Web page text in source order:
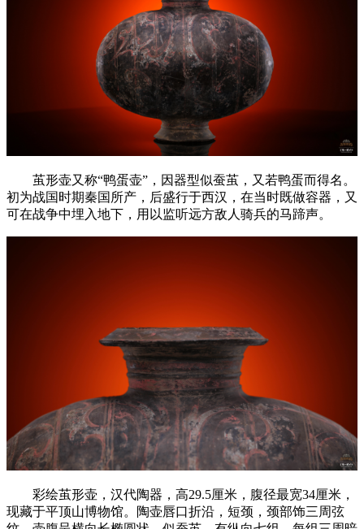
茧形壶又称“鸭蛋壶”，因器型似蚕茧，又若鸭蛋而得名。
初为战国时期秦国所产，后盛行于西汉，在当时既做容器，又
可在战争中埋入地下，用以监听远方敌人骑兵的马蹄声。
彩绘茧形壶，汉代陶器，高29.5厘米，腹径最宽34厘米，
现藏于平顶山博物馆。陶壶唇口折沿，短颈，颈部饰三周弦